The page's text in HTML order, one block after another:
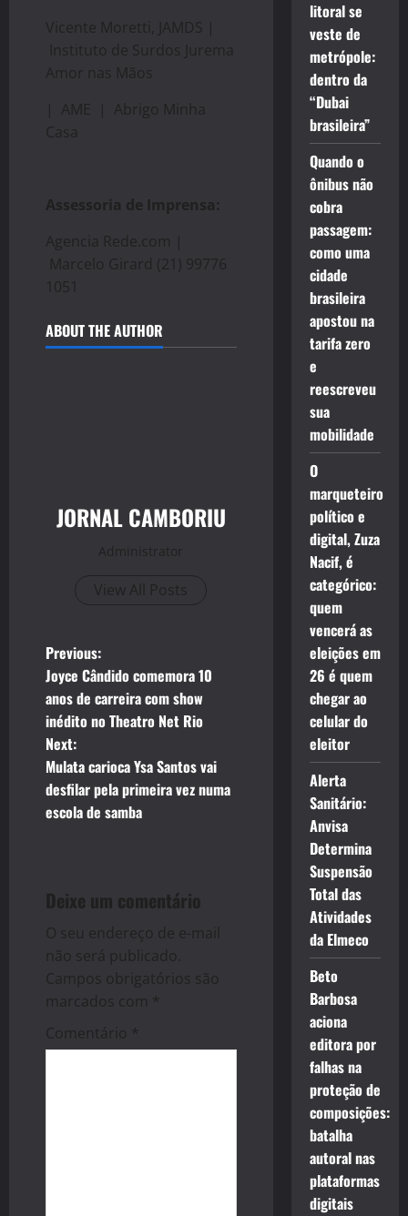
Vicente Moretti, JAMDS |
Instituto de Surdos Jurema
Amor nas Mãos
| AME | Abrigo Minha
Casa
Assessoria de Imprensa:
Agencia Rede.com |
Marcelo Girard (21) 99776
1051
ABOUT THE AUTHOR
JORNAL CAMBORIU
Administrator
View All Posts
P
o
s
t
n
v
i
g
a
t
Previous:
Joyce Cândido comemora 10
anos de carreira com show
inédito no Theatro Net Rio
Next:
Mulata carioca Ysa Santos vai
desfilar pela primeira vez numa
escola de samba
Deixe um comentário
O seu endereço de e-mail
não será publicado.
Campos obrigatórios são
marcados com *
Comentário *
litoral se
veste de
metrópole:
dentro da
“Dubai
brasileira”
Quando o
ônibus não
cobra
passagem:
como uma
cidade
brasileira
apostou na
tarifa zero
e
reescreveu
sua
mobilidade
O
marqueteiro
político e
digital, Zuza
Nacif, é
categórico:
quem
vencerá as
eleições em
26 é quem
chegar ao
celular do
eleitor
Alerta
Sanitário:
Anvisa
Determina
Suspensão
Total das
Atividades
da Elmeco
Beto
Barbosa
aciona
editora por
falhas na
proteção de
composições:
batalha
autoral nas
plataformas
digitais